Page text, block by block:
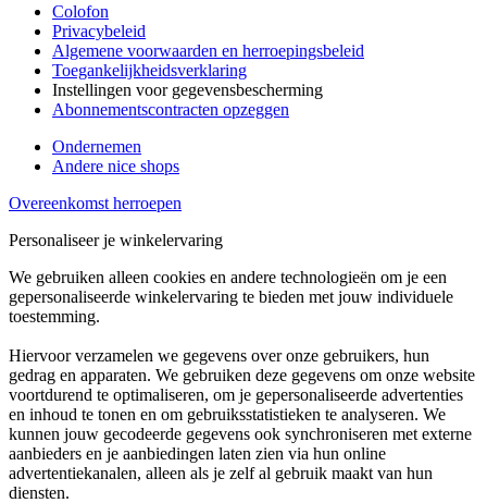
Colofon
Privacybeleid
Algemene voorwaarden en herroepingsbeleid
Toegankelijkheidsverklaring
Instellingen voor gegevensbescherming
Abonnementscontracten opzeggen
Ondernemen
Andere nice shops
Overeenkomst herroepen
Personaliseer je winkelervaring
We gebruiken alleen cookies en andere technologieën om je een
gepersonaliseerde winkelervaring te bieden met jouw individuele
toestemming.
Hiervoor verzamelen we gegevens over onze gebruikers, hun
gedrag en apparaten. We gebruiken deze gegevens om onze website
voortdurend te optimaliseren, om je gepersonaliseerde advertenties
en inhoud te tonen en om gebruiksstatistieken te analyseren. We
kunnen jouw gecodeerde gegevens ook synchroniseren met externe
aanbieders en je aanbiedingen laten zien via hun online
advertentiekanalen, alleen als je zelf al gebruik maakt van hun
diensten.